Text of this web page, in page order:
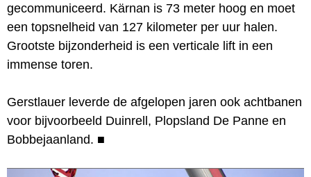
gecommuniceerd. Kärnan is 73 meter hoog en moet
een topsnelheid van 127 kilometer per uur halen.
Grootste bijzonderheid is een verticale lift in een
immense toren.
Gerstlauer leverde de afgelopen jaren ook achtbanen
voor bijvoorbeeld Duinrell, Plopsland De Panne en
Bobbejaanland. ■